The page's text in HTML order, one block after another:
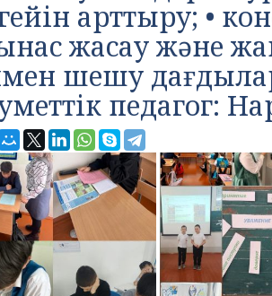
арттыру; •
жасау және
шешу
педагог: